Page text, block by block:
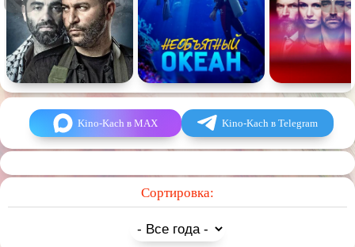
Kino-Kach в MAX Kino-Kach в Telegram
Сортировка: